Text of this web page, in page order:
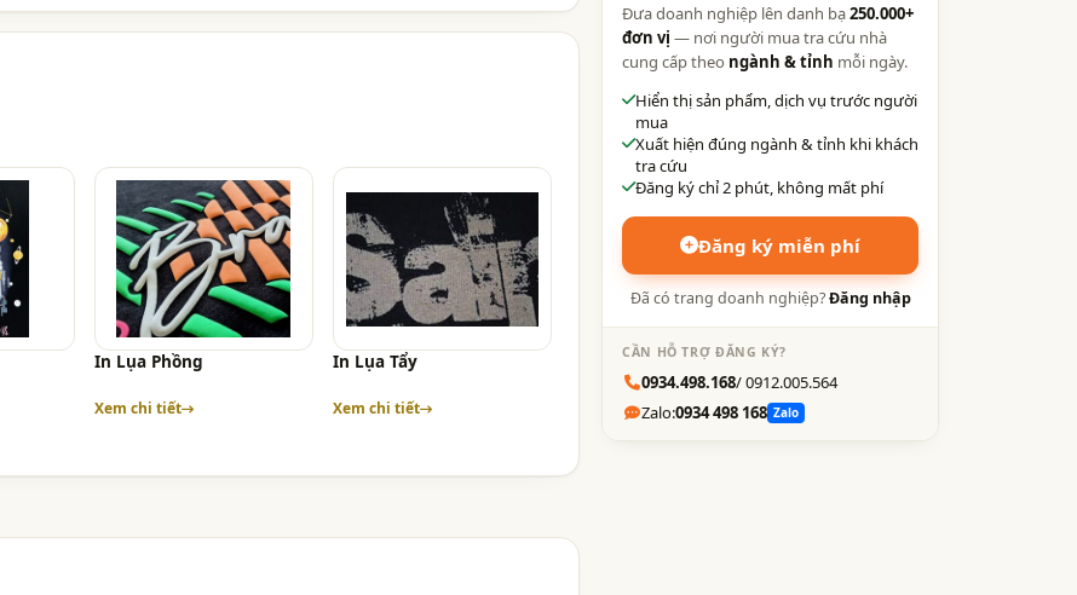
In Lụa Phồng
Xem chi tiết
In Lụa Tẩy
Xem chi tiết
Đưa doanh nghiệp lên danh bạ250.000+
đơn vị — nơi người mua tra cứu nhà
cung cấp theo ngành & tỉnh mỗi ngày.
Hiển thị sản phẩm, dịch vụ trước người
mua
Xuất hiện đúng ngành & tỉnh khi khách
tra cứu
Đăng ký chỉ 2 phút, không mất phí
Đăng ký miễn phí
Đã có trang doanh nghiệp?Đăng nhập
CẦN HỖ TRỢ ĐĂNG KÝ?
0934.498.168/ 0912.005.564
Zalo:0934 498 168 Zalo